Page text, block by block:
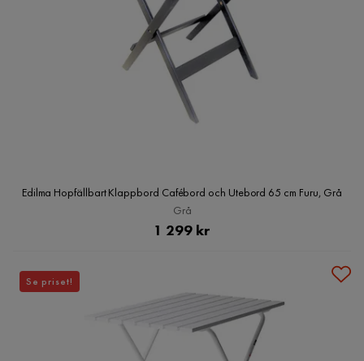
Edilma Hopfällbart Klappbord Cafébord och Utebord 65 cm Furu, Grå
Grå
Pris
1 299 kr
Se priset!